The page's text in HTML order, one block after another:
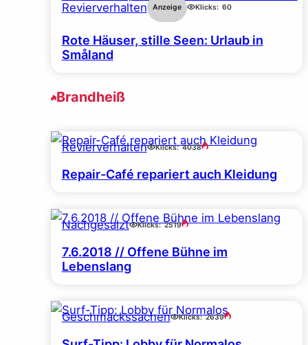
Revierverhalten Anzeige Klicks: 60
Rote Häuser, stille Seen: Urlaub in
Småland
Brandheiß
Revierverhalten Klicks: 4038
Repair-Café repariert auch Kleidung
Nachgesalzt Klicks: 2519
7.6.2018 // Offene Bühne im
Lebenslang
Geschmackssachen Klicks: 2639